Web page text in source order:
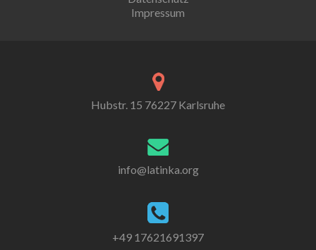
Impressum
Hubstr. 15 76227 Karlsruhe
info@latinka.org
+49 17621691397